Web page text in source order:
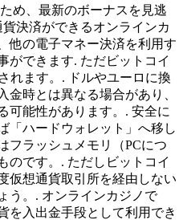
め、最新のボーナスを見逃
決済ができるオンラインカ
他の電子マネー決済を利用す
ができます. ただビットコイ
れます。. ドルやユーロに換
金時とは異なる場合があり、
可能性があります。. 安全に
「ハードウォレット」へ移し
フラッシュメモリ（PCにつ
のです。. ただしビットコイ
仮想通貨取引所を経由しない
う。. オンラインカジノで
を入出金手段として利用でき